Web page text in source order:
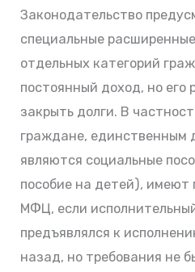
Законодательство
специальные
отдельных категорий
постоянный доход, но его
закрыть долги. В
граждане, единственным
являются социальные
пособие на детей), имеют
МФЦ, если
предъявлялся к
назад, но требования не